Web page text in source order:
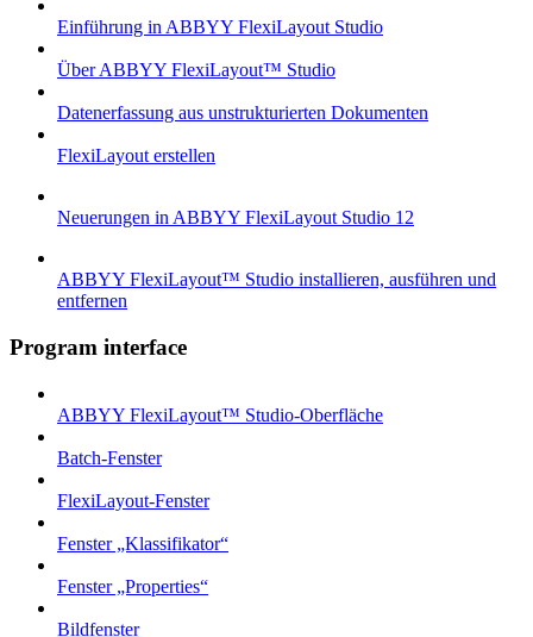
Einführung in ABBYY FlexiLayout Studio
Über ABBYY FlexiLayout™ Studio
Datenerfassung aus unstrukturierten Dokumenten
FlexiLayout erstellen
Neuerungen in ABBYY FlexiLayout Studio 12
ABBYY FlexiLayout™ Studio installieren, ausführen und
entfernen
Program interface
ABBYY FlexiLayout™ Studio-Oberfläche
Batch-Fenster
FlexiLayout-Fenster
Fenster „Klassifikator“
Fenster „Properties“
Bildfenster